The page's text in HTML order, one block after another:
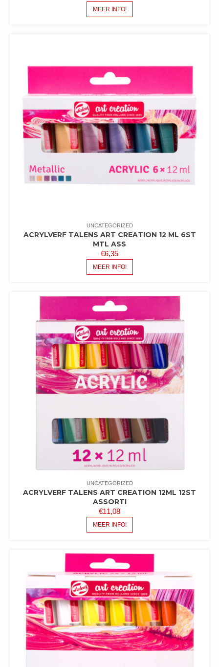
MEER INFO!
UNCATEGORIZED
ACRYLVERF TALENS ART CREATION 12 ML 6ST
MTL ASS
€6,35
MEER INFO!
UNCATEGORIZED
ACRYLVERF TALENS ART CREATION 12ML 12ST
ASSORTI
€11,08
MEER INFO!